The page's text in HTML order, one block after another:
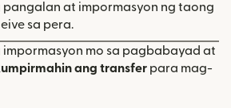
pangalan at impormasyon ng taong
sa pera.
impormasyon mo sa pagbabayad at
ang transfer para mag-